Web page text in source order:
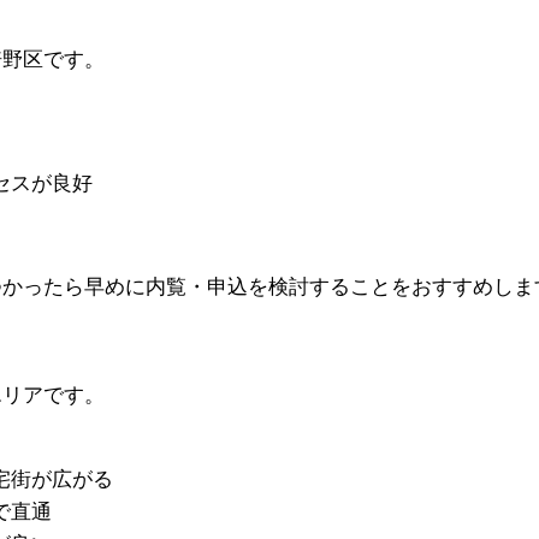
区です。
スが良好
ったら早めに内覧・申込を検討することをおすすめしま
アです。
街が広がる
直通